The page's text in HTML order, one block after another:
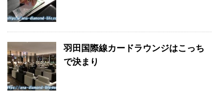
羽田国際線カードラウンジはこっち
で決まり